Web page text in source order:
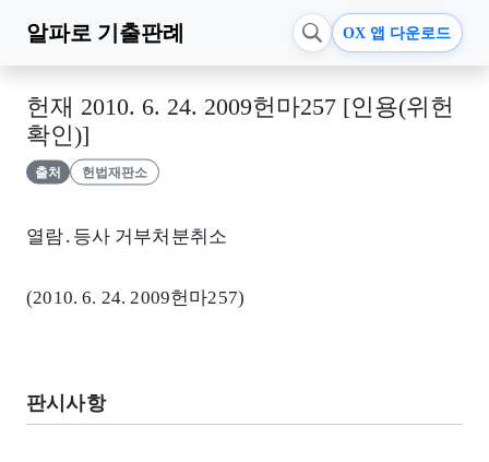
알파로 기출판례 OX 앱 다운로드
헌재 2010. 6. 24. 2009헌마257 [인용(위헌
확인)]
출처 헌법재판소
열람․등사 거부처분취소
(2010. 6. 24. 2009헌마257)
판시사항